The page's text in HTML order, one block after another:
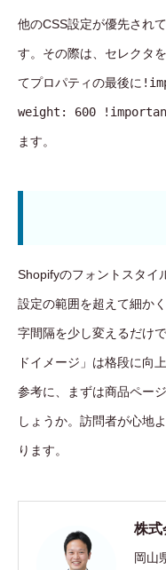
他のCSS設定が優先され
す。その際は、セレクタ
てプロパティの最後に
weight: 600
ます。
Shopifyのフォントスタイ
設定の範囲を超えて細か
字間隔を少し変えるだけ
ドイメージ」は格段に向
参考に、まずは商品ペー
しょうか。訪問者が心地
ります。
株式
岡山